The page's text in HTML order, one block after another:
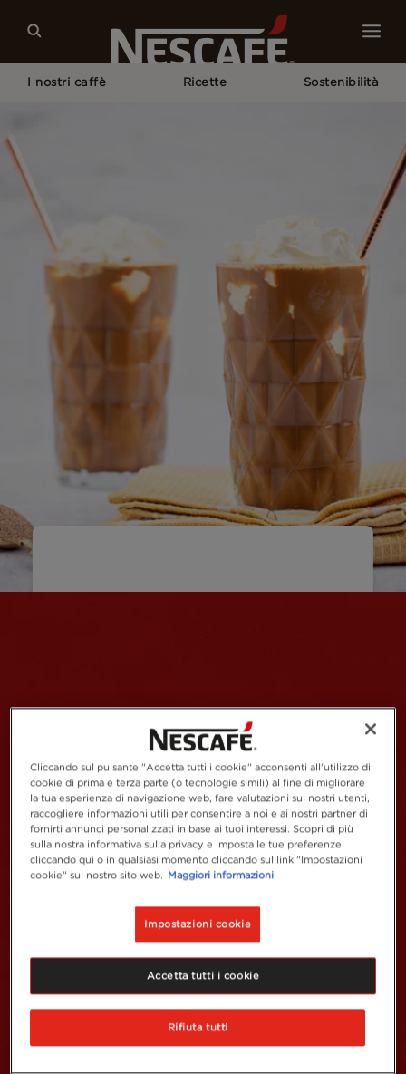
I nostri caffè Ricette Sostenibilità
Cliccando sul pulsante "Accetta tutti i cookie" acconsenti all'utilizzo di
cookie di prima e terza parte (o tecnologie simili) al fine di migliorare
la tua esperienza di navigazione web, fare valutazioni sui nostri utenti,
raccogliere informazioni utili per consentire a noi e ai nostri partner di
fornirti annunci personalizzati in base ai tuoi interessi. Scopri di più
sulla nostra informativa sulla privacy e imposta le tue preferenze
cliccando qui o in qualsiasi momento cliccando sul link "Impostazioni
cookie" sul nostro sito web. Maggiori informazioni
Impostazioni cookie
Rifiuta tutti
Accetta tutti i cookie